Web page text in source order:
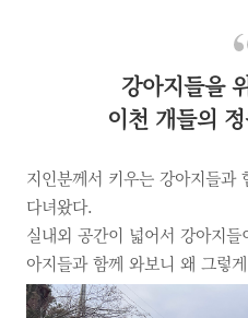
강아지들을
이천 개들의
지인분께서 키우는 강아지들과
다녀왔다.
실내외 공간이 넓어서 강아지
아지들과 함께 와보니 왜 그렇